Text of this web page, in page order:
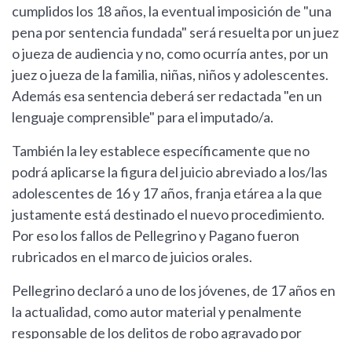
cumplidos los 18 años, la eventual imposición de "una
pena por sentencia fundada" será resuelta por un juez
o jueza de audiencia y no, como ocurría antes, por un
juez o jueza de la familia, niñas, niños y adolescentes.
Además esa sentencia deberá ser redactada "en un
lenguaje comprensible" para el imputado/a.
También la ley establece específicamente que no
podrá aplicarse la figura del juicio abreviado a los/las
adolescentes de 16 y 17 años, franja etárea a la que
justamente está destinado el nuevo procedimiento.
Por eso los fallos de Pellegrino y Pagano fueron
rubricados en el marco de juicios orales.
Pellegrino declaró a uno de los jóvenes, de 17 años en
la actualidad, como autor material y penalmente
responsable de los delitos de robo agravado por